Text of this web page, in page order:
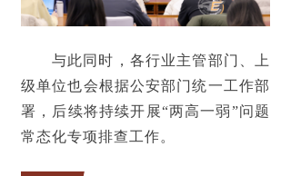
与此同时，各行业主管部门、上
级单位也会根据公安部门统一工作部
署，后续将持续开展“两高一弱”问题
常态化专项排查工作。